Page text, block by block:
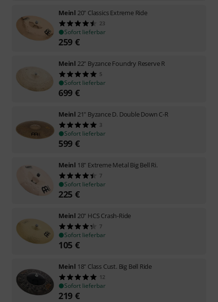
Meinl 20" Classics Extreme Ride
23
Sofort lieferbar
259 €
Meinl 22" Byzance Foundry Reserve R
5
Sofort lieferbar
699 €
Meinl 21" Byzance D. Double Down C-R
3
Sofort lieferbar
599 €
Meinl 18" Extreme Metal Big Bell Ri.
7
Sofort lieferbar
225 €
Meinl 20" HCS Crash-Ride
7
Sofort lieferbar
105 €
Meinl 18" Class Cust. Big Bell Ride
12
Sofort lieferbar
219 €